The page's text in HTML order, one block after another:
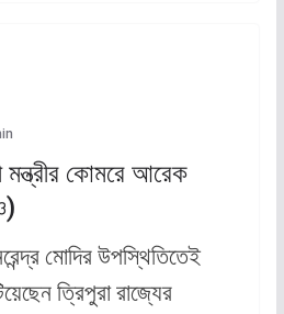
মন্ত্রীর কোমরে আরেক
মোদির উপস্থিতিতেই
ত্রিপুরা রাজ্যের